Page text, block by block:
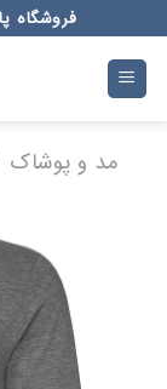
to
content
فروشگاه
مد و پوشاک